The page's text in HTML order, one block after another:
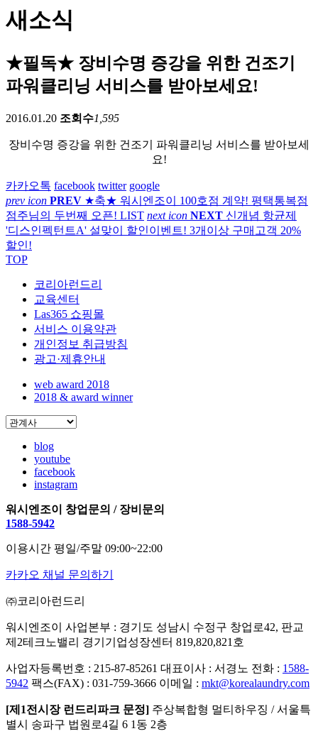
새소식
★필독★ 장비수명 증강을 위한 건조기
파워클리닝 서비스를 받아보세요!
2016.01.20 조회수1,595
장비수명 증강을 위한 건조기 파워클리닝 서비스를 받아보세
요!
카카오톡 facebook twitter google
prev icon PREV ★축★ 워시엔조이 100호점 계약! 평택통복점
점주님의 두번째 오픈! LIST next icon NEXT 신개념 항균제
'디스인펙턴트A' 설맞이 할인이벤트! 3개이상 구매고객 20%
할인!
TOP
코리아런드리
교육센터
Las365 쇼핑몰
서비스 이용약관
개인정보 취급방침
광고·제휴안내
web award 2018
2018 & award winner
blog
youtube
facebook
instagram
워시엔조이 창업문의 / 장비문의
1588-5942
이용시간 평일/주말 09:00~22:00
카카오 채널 문의하기
㈜코리아런드리
워시엔조이 사업본부 : 경기도 성남시 수정구 창업로42, 판교
제2테크노밸리 경기기업성장센터 819,820,821호
사업자등록번호 : 215-87-85261 대표이사 : 서경노 전화 : 1588-
5942 팩스(FAX) : 031-759-3666 이메일 : mkt@korealaundry.com
[제1전시장 런드리파크 문정] 주상복합형 멀티하우징 / 서울특
별시 송파구 법원로4길 6 1동 2층